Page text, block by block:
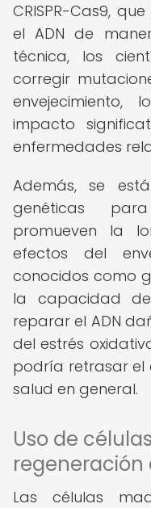
CRISPR-Cas9,
el ADN de
técnica, los
corregir
impacto
enfermedades
Además, se
genéticas
promueven la
efectos del
conocidos como
la capacidad
reparar el ADN
del estrés
podría retrasar el
salud en general.
Uso de
regeneración
Las células